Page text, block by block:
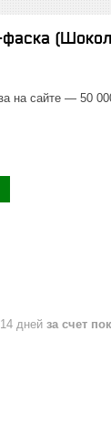
фаска
на сайте — 50
дней за счет